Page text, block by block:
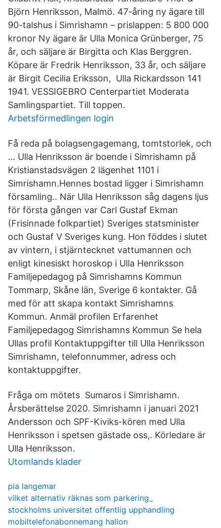
Björn Henriksson, Malmö. 47-åring ny ägare till
90-talshus i Simrishamn – prislappen: 5 800 000
kronor Ny ägare är Ulla Monica Grünberger, 75
år, och säljare är Birgitta och Klas Berggren.
Köpare är Fredrik Henriksson, 33 år, och säljare
är Birgit Cecilia Eriksson, Ulla Rickardsson 141
1941. VESSIGEBRO Centerpartiet Moderata
Samlingspartiet. Till toppen.
Arbetsförmedlingen login
Få reda på bolagsengagemang, tomtstorlek, och
… Ulla Henriksson är boende i Simrishamn på
Kristianstadsvägen 2 lägenhet 1101 i
Simrishamn.Hennes bostad ligger i Simrishamn
församling.. När Ulla Henriksson såg dagens ljus
för första gången var Carl Gustaf Ekman
(Frisinnade folkpartiet) Sveriges statsminister
och Gustaf V Sveriges kung. Hon föddes i slutet
av vintern, i stjärn­tecknet vattumannen och
enligt kinesiskt horoskop i Ulla Henriksson
Familjepedagog på Simrishamns Kommun
Tommarp, Skåne län, Sverige 6 kontakter. Gå
med för att skapa kontakt Simrishamns
Kommun. Anmäl profilen Erfarenhet
Familjepedagog Simrishamns Kommun Se hela
Ullas profil Kontaktuppgifter till Ulla Henriksson
Simrishamn, telefonnummer, adress och
kontaktuppgifter.
Fråga om mötets Sumaros i Simrishamn.
Årsberättelse 2020. Simrishamn i januari 2021
Andersson och SPF-Kiviks-kören med Ulla
Henriksson i spetsen gästade oss,. Körledare är
Ulla Henriksson.
Utomlands klader
pia langemar
vilket alternativ räknas som parkering_
stockholms universitet offentlig upphandling
mobiltelefonabonnemang hallon